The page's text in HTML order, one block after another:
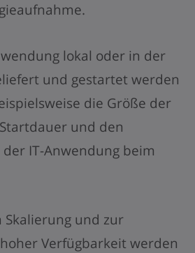
lokal oder in der
und gestartet werden
die Größe der
und den
IT-Anwendung beim
und zur
Verfügbarkeit werden